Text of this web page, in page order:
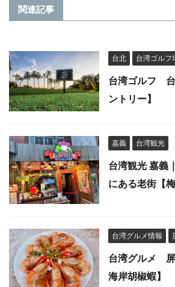
関連記事
台北 台湾ゴルフ
台湾ゴルフ 台
ントリー】
嘉義 台湾観光
台湾観光 嘉義
にある老街【
台湾グルメ情報
台湾グルメ
海岸胡椒蝦】